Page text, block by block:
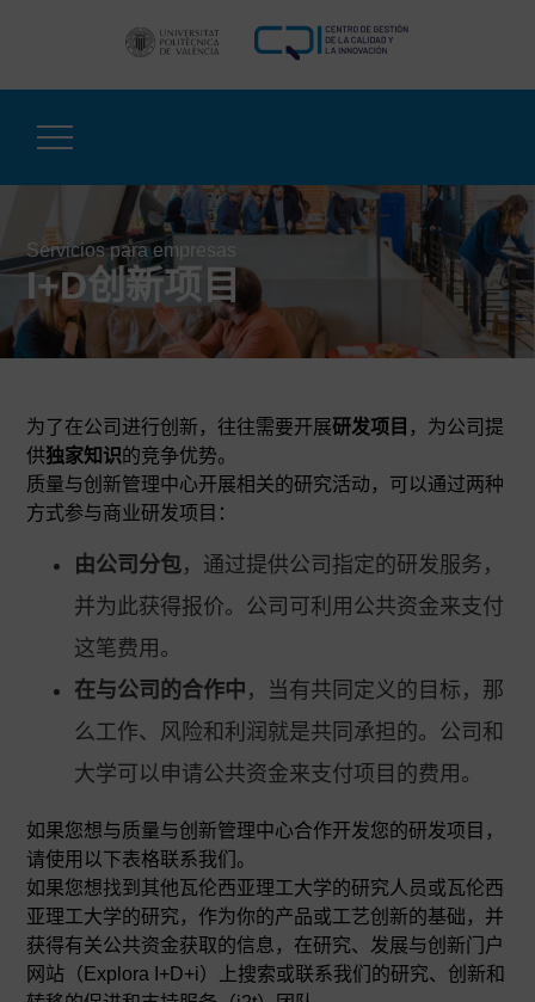
Servicios para empresas
I+D创新项目
为了在公司进行创新，往往需要开展研发项目 ，为公司提
供独家知识的竞争优势。
质量与创新管理中心开展相关的研究活动，可以通过两种
方式参与商业研发项目：
由公司分包，通过提供公司指定的研发服务，
并为此获得报价。公司可利用公共资金来支付
这笔费用。
在与公司的合作中 ，当有共同定义的目标，那
么工作、风险和利润就是共同承担的。公司和
大学可以申请公共资金来支付项目的费用。
如果您想与质量与创新管理中心合作开发您的研发项目，
请使用以下表格联系我们。
如果您想找到其他瓦伦西亚理工大学的研究人员或瓦伦西
亚理工大学的研究，作为你的产品或工艺创新的基础，并
获得有关公共资金获取的信息，在研究、发展与创新门户
网站（Explora I+D+i）上搜索或联系我们的研究、创新和